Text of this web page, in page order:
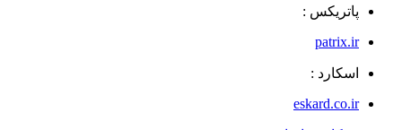
پاتریکس :
patrix.ir
اسکارد :
eskard.co.ir